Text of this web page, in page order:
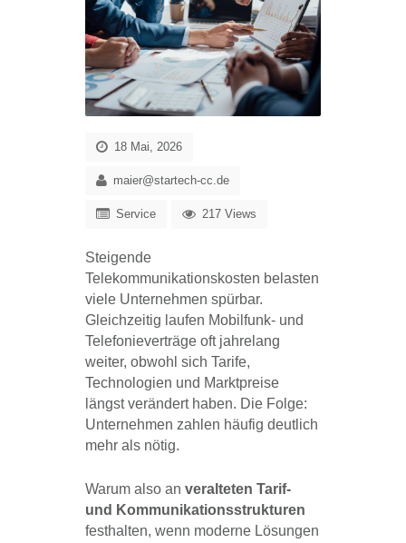
18 Mai, 2026
maier@startech-cc.de
Service 217 Views
Steigende
Telekommunikationskosten belasten
viele Unternehmen spürbar.
Gleichzeitig laufen Mobilfunk- und
Telefonieverträge oft jahrelang
weiter, obwohl sich Tarife,
Technologien und Marktpreise
längst verändert haben. Die Folge:
Unternehmen zahlen häufig deutlich
mehr als nötig.
Warum also an veralteten Tarif-
und Kommunikationsstrukturen
festhalten, wenn moderne Lösungen